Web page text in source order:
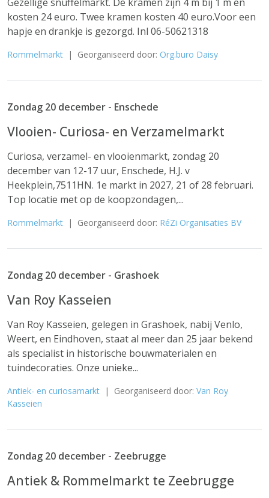
kosten 24 euro. Twee kramen kosten 40 euro.Voor een
hapje en drankje is gezorgd. Inl 06-50621318
Rommelmarkt | Georganiseerd door: Org.buro Daisy
Zondag 20 december - Enschede
Vlooien- Curiosa- en Verzamelmarkt
Curiosa, verzamel- en vlooienmarkt, zondag 20
december van 12-17 uur, Enschede, H.J. v
Heekplein,7511HN. 1e markt in 2027, 21 of 28 februari.
Top locatie met op de koopzondagen,...
Rommelmarkt | Georganiseerd door: RéZi Organisaties BV
Zondag 20 december - Grashoek
Van Roy Kasseien
Van Roy Kasseien, gelegen in Grashoek, nabij Venlo,
Weert, en Eindhoven, staat al meer dan 25 jaar bekend
als specialist in historische bouwmaterialen en
tuindecoraties. Onze unieke...
Antiek- en curiosamarkt | Georganiseerd door: Van Roy
Kasseien
Zondag 20 december - Zeebrugge
Antiek & Rommelmarkt te Zeebrugge